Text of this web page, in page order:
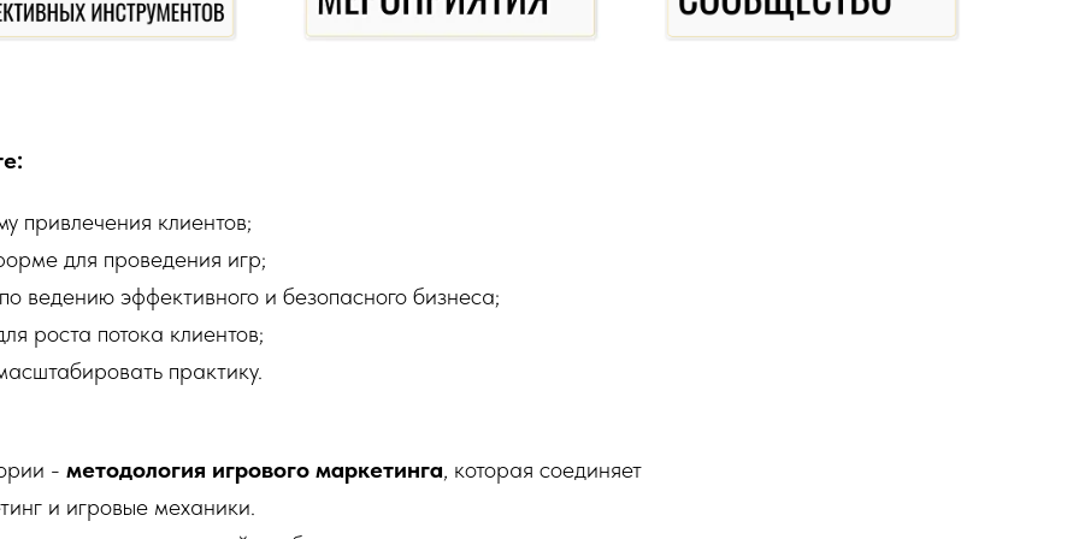
привлечения клиентов;
для проведения игр;
ведению эффективного и безопасного бизнеса;
роста потока клиентов;
практику.
- методология игрового маркетинга, которая соединяет
и игровые механики.